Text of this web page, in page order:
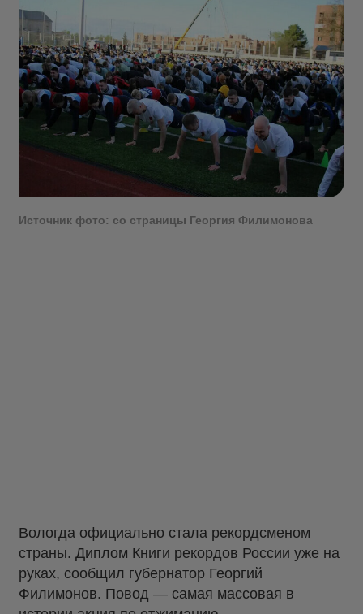
Источник фото: со страницы Георгия Филимонова
Вологда официально стала рекордсменом
страны. Диплом Книги рекордов России уже на
руках, сообщил губернатор Георгий
Филимонов. Повод — самая массовая в